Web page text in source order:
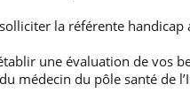
la référente
une évaluation de vos
médecin du pôle santé de